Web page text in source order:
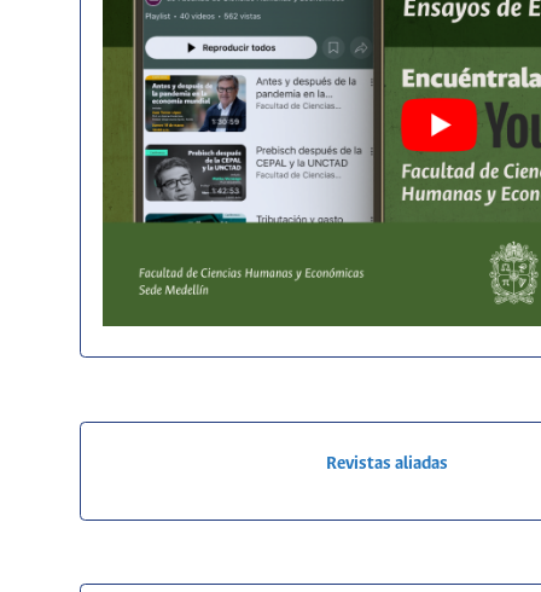
Revistas aliadas